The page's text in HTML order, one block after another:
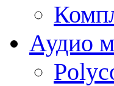
Аудио